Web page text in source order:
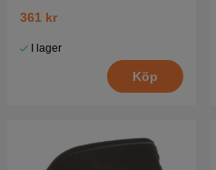
361 kr
I lager
Köp